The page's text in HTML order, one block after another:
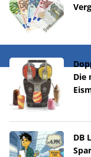
Die
DB